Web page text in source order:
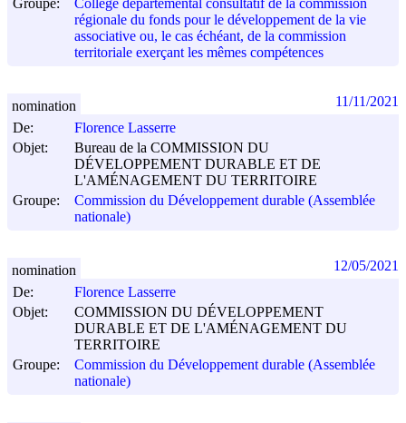
Groupe:
Collège départemental consultatif de la commission
régionale du fonds pour le développement de la vie
associative ou, le cas échéant, de la commission
territoriale exerçant les mêmes compétences
De:
Florence Lasserre
Objet:
Bureau de la COMMISSION DU
DÉVELOPPEMENT DURABLE ET DE
L'AMÉNAGEMENT DU TERRITOIRE
Groupe:
Commission du Développement durable (Assemblée
nationale)
nomination 11/11/2021
De:
Florence Lasserre
Objet:
COMMISSION DU DÉVELOPPEMENT
DURABLE ET DE L'AMÉNAGEMENT DU
TERRITOIRE
Groupe:
Commission du Développement durable (Assemblée
nationale)
nomination 12/05/2021